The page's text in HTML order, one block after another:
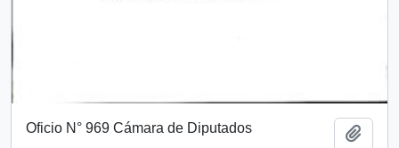
Oficio N° 969 Cámara de Diputados